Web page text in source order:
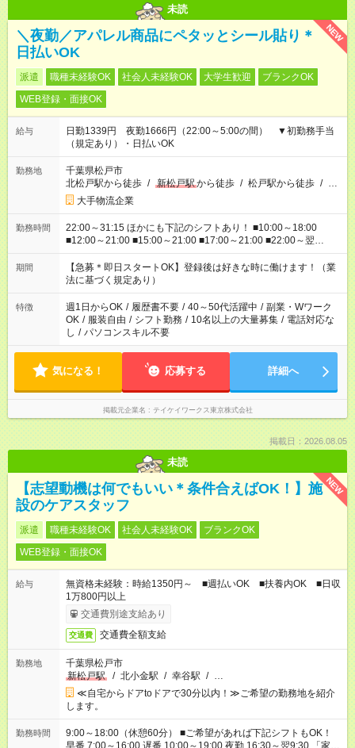
未読
NEW
＼夜勤／アパレル商品にペタッとシール貼り＊
日払いOK
派遣 職種未経験OK 社会人未経験OK 大学生歓迎
ブランクOK
WEB登録・面接OK
給与
日勤1339円 夜勤1666円（22:00～5:00の間） ▼初勤務手当
（規定あり）・日払いOK
勤務地
千葉県松戸市
北松戸駅から徒歩 / 新松戸駅から徒歩 / 松戸駅から徒歩 / …
大手物流企業
勤務時間
22:00～31:15 ほかにも下記のシフトあり！ ■10:00～18:00
■12:00～21:00 ■15:00～21:00 ■17:00～21:00 ■22:00～翌
6:00 など ※お仕事、勤務地により勤務時間帯は異なります
期間
【急募＊即日スタートOK】登録後は好きな時に働けます！（業
法に基づく規定あり）
特徴 週1日からOK / 履歴書不要 / 40～50代活躍中 / 副業・Wワーク
OK / 服装自由 / シフト勤務 / 10名以上の大量募集 / 電話対応な
し / パソコンスキル不要
気になる！ 応募する 詳細へ
掲載元企業名 テイケイワークス東京株式会社
掲載日：2026.08.05
未読
NEW
【志望動機は何でもいい＊条件合えばOK！】施
設のケアスタッフ
派遣 職種未経験OK 社会人未経験OK
ブランクOK
WEB登録・面接OK
給与
無資格未経験：時給1350円～ ■週払いOK ■扶養内OK ■日収
1万800円以上
交通費別途支給あり
交通費 交通費全額支給
勤務地
千葉県松戸市
新松戸駅
/ 北小金駅 / 幸谷駅 / …
≪自宅からドアtoドアで30分以内！≫ご希望の勤務地を紹介
します。
勤務時間
9:00～18:00（休憩60分） ■ご希望があれば下記シフトもOK！
早番 7:00～16:00 遅番 10:00～19:00 夜勤 16:30～翌9:30 「家族